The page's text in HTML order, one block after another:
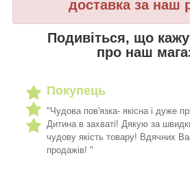
доставка за наш
Подивіться, що
про наш
Покупець
"Чудова пов'язка- якісна і дуже
Дитина в захваті! Дякую за
чудову якість товару! Вдячних
продажів! "